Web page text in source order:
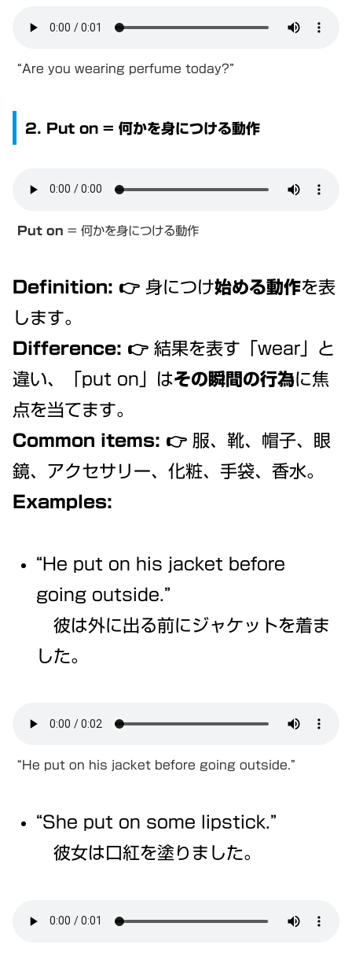
“Are you wearing perfume today?”
2. Put on = 何かを身につける動作
Put on = 何かを身につける動作
Definition: 👉 身につけ始める動作を表
します。
Difference: 👉 結果を表す「wear」と
違い、「put on」はその瞬間の行為に焦
点を当てます。
Common items: 👉 服、靴、帽子、眼
鏡、アクセサリー、化粧、手袋、香水。
Examples:
“He put on his jacket before
going outside.”
彼は外に出る前にジャケットを着ま
した。
“He put on his jacket before going outside.”
“She put on some lipstick.”
彼女は口紅を塗りました。